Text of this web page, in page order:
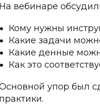
На вебинаре
Кому нужны
Какие задачи
Какие денные
Как это
упор был
практики.